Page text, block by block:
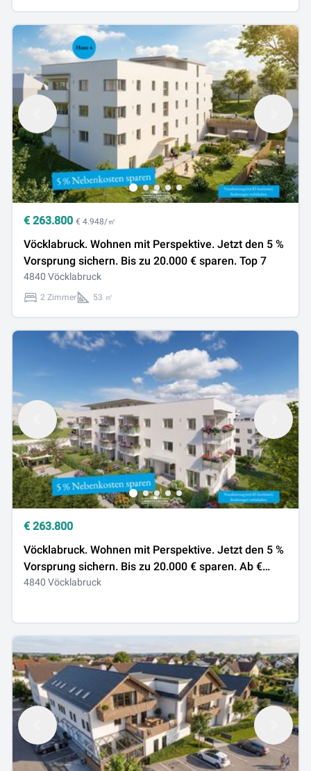
€ 263.800 € 4.948/㎡
Vöcklabruck. Wohnen mit Perspektive. Jetzt den 5 %
Vorsprung sichern. Bis zu 20.000 € sparen. Top 7
4840 Vöcklabruck
2 Zimmer 53 ㎡
€ 263.800
Vöcklabruck. Wohnen mit Perspektive. Jetzt den 5 %
Vorsprung sichern. Bis zu 20.000 € sparen. Ab €
263.800
4840 Vöcklabruck